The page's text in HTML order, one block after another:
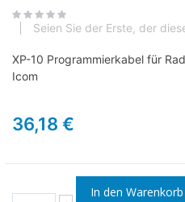
Seien Sie der Erste, der
XP-10 Programmierkabel für
Icom
36,18 €
In den Warenkorb